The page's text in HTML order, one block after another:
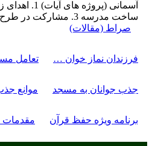
ساخت مدرسه 3. مشارکت در طرح های پژوهشی…
صراط (مقالات)
فرزندان نماز خوان … تعامل مسجد
جذب جوانان به مسجد موانع جذب
برنامه ویژه حفظ قرآن مقدمات